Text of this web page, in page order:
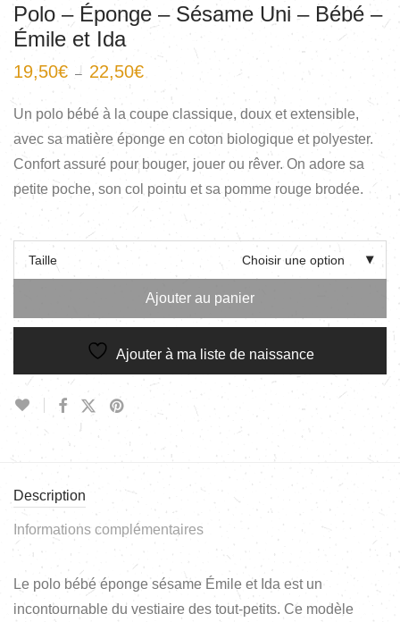
Polo – Éponge – Sésame Uni – Bébé –
Émile et Ida
19,50€ – 22,50€
Un polo bébé à la coupe classique, doux et extensible,
avec sa matière éponge en coton biologique et polyester.
Confort assuré pour bouger, jouer ou rêver. On adore sa
petite poche, son col pointu et sa pomme rouge brodée.
Taille Choisir une option
Ajouter au panier
Ajouter à ma liste de naissance
Description
Informations complémentaires
Le polo bébé éponge sésame Émile et Ida est un
incontournable du vestiaire des tout-petits. Ce modèle